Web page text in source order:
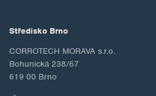
Středisko Brno
CORROTECH MORAVA s.r.o.
Bohunická 238/67
619 00 Brno